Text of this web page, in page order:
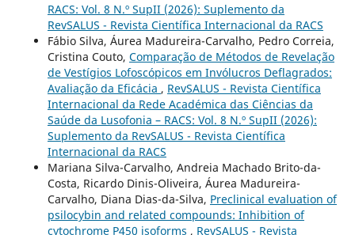
RACS: Vol. 8 N.º SupII (2026): Suplemento da
RevSALUS - Revista Científica Internacional da RACS
Fábio Silva, Áurea Madureira-Carvalho, Pedro Correia,
Cristina Couto, Comparação de Métodos de Revelação
de Vestígios Lofoscópicos em Invólucros Deflagrados:
Avaliação da Eficácia , RevSALUS - Revista Científica
Internacional da Rede Académica das Ciências da
Saúde da Lusofonia – RACS: Vol. 8 N.º SupII (2026):
Suplemento da RevSALUS - Revista Científica
Internacional da RACS
Mariana Silva-Carvalho, Andreia Machado Brito-da-
Costa, Ricardo Dinis-Oliveira, Áurea Madureira-
Carvalho, Diana Dias-da-Silva, Preclinical evaluation of
psilocybin and related compounds: Inhibition of
cytochrome P450 isoforms , RevSALUS - Revista